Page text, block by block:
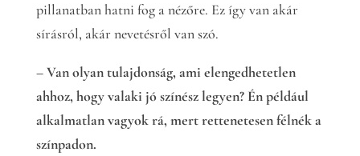
pillanatban hatni fog a nézőre. Ez így van akár
sírásról, akár nevetésről van szó.
– Van olyan tulajdonság, ami elengedhetetlen
ahhoz, hogy valaki jó színész legyen? Én például
alkalmatlan vagyok rá, mert rettenetesen félnék a
színpadon.